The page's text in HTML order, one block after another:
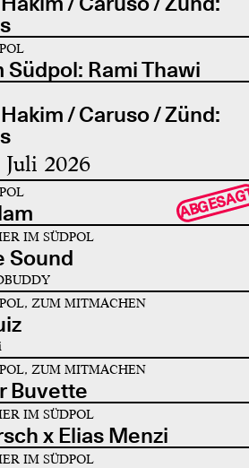
Südpol: Rami Thawi
/ Caruso / Zünd:
Juli 2026
IM SÜDPOL
Sound
ZUM MITMACHEN
ZUM MITMACHEN
Buvette
IM SÜDPOL
x Elias Menzi
IM SÜDPOL